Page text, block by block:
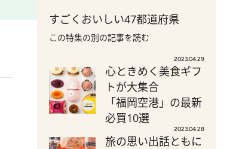
すごくおいしい47都道府県
この特集の別の記事を読む
2023.04.29
心ときめく美食ギフ
トが大集合
「福岡空港」の最新
必買10選
2023.04.28
旅の思い出話ともに